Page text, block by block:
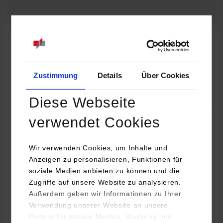
Zustimmung Details Über Cookies
Diese Webseite
verwendet Cookies
Wir verwenden Cookies, um Inhalte und
Anzeigen zu personalisieren, Funktionen für
soziale Medien anbieten zu können und die
Zugriffe auf unsere Website zu analysieren.
Außerdem geben wir Informationen zu Ihrer
Verwendung unserer Website an unsere
Partner für soziale Medien, Werbung und
Baue dir deine eigene Lichtorgel! Wie wird aus einer Idee ein
funktionierendes technisches Projekt? Entdecke die Welt der
Zum Event
32. Horber Sommerferienprogramm für Kinder
und Jugendliche: Mit Lego Education die Welt
der Autos entdecken
08.09.2026 - 08.09.2026
Hast du Lust, dein eigenes Auto zu bauen und zum Fahren zu